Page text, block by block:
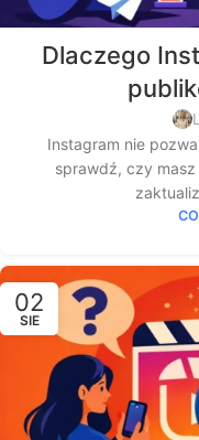
Dlaczego
Instagram nie
sprawdź, czy masz
02
SIE